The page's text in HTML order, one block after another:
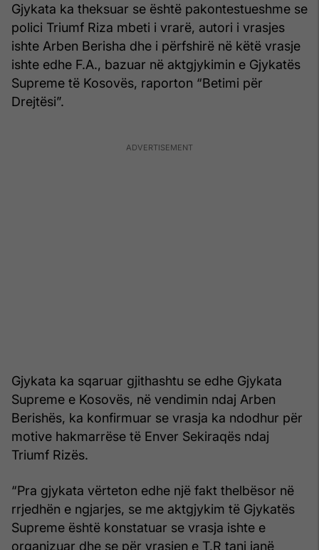
Gjykata ka theksuar se është pakontestueshme se
polici Triumf Riza mbeti i vrarë, autori i vrasjes
ishte Arben Berisha dhe i përfshirë në këtë vrasje
ishte edhe F.A., bazuar në aktgjykimin e Gjykatës
Supreme të Kosovës, raporton “Betimi për
Drejtësi”.
Gjykata ka sqaruar gjithashtu se edhe Gjykata
Supreme e Kosovës, në vendimin ndaj Arben
Berishës, ka konfirmuar se vrasja ka ndodhur për
motive hakmarrëse të Enver Sekiraqës ndaj
Triumf Rizës.
“Pra gjykata vërteton edhe një fakt thelbësor në
rrjedhën e ngjarjes, se me aktgjykim të Gjykatës
Supreme është konstatuar se vrasja ishte e
organizuar dhe se për vrasjen e T.R tani janë